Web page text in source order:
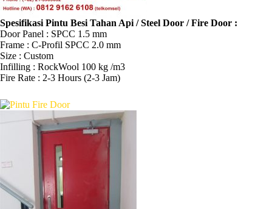
Spesifikasi Pintu Besi Tahan Api / Steel Door / Fire Door :
Door Panel : SPCC 1.5 mm
Frame : C-Profil SPCC 2.0 mm
Size : Custom
Infilling : RockWool 100 kg /m3
Fire Rate : 2-3 Hours (2-3 Jam)